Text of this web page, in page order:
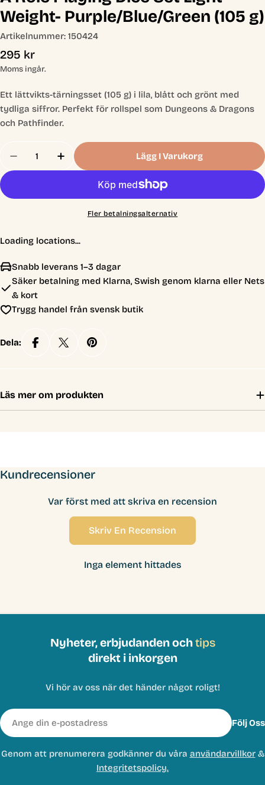
Weight- Purple/Blue/Green (105 g)
Artikelnummer: 150424
Ordinarie
pris
295 kr
Moms ingår.
Ett lättvikts-tärningsset (105 g) i lila, blått och grönt med
tydliga siffror. Perfekt för rollspel som Dungeons & Dragons
och Pathfinder.
Minska Antal För A Role Playing Dice Set Light
Öka Antal För A Role Playing Dice Set
Lägg I Varukorg
Fler betalningsalternativ
Loading locations...
Snabb leverans 1–3 dagar
Säker betalning med Klarna, Swish genom klarna eller Nets
& kort
Trygg handel från svensk butik
Dela:
Läs mer om produkten
Kundrecensioner
Var först med att skriva en recension
Skriv En Recension
Inga element hittades
Nyheter, erbjudanden ochtips
direkt i inkorgen
Vi hör av oss när det händer något roligt!
E-
post
Följ Oss
Genom att prenumerera godkänner du våra användarvillkor&
Integritetspolicy.